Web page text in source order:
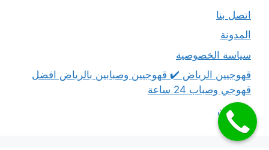
اتصل بنا
المدونة
سياسة الخصوصية
قهوجيين الرياض ✔️ قهوجيين وصبابين بالرياض افضل
قهوجي وصباب 24 ساعة
من نحن